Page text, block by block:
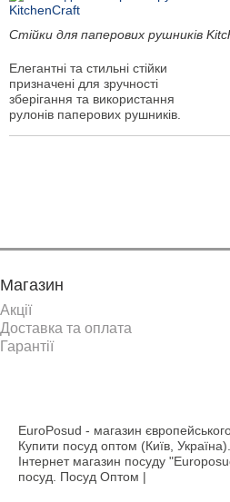
Стійки для паперових рушників
Елегантні та стильні стійки
призначені для зручності
зберігання та використання
рулонів паперових рушників.
Магазин
Акції
Доставка та оплата
Гарантії
EuroPosud - магазин
Купити посуд оптом (Київ, Україна).
Інтернет магазин посуду
посуд. Посуд Оптом |